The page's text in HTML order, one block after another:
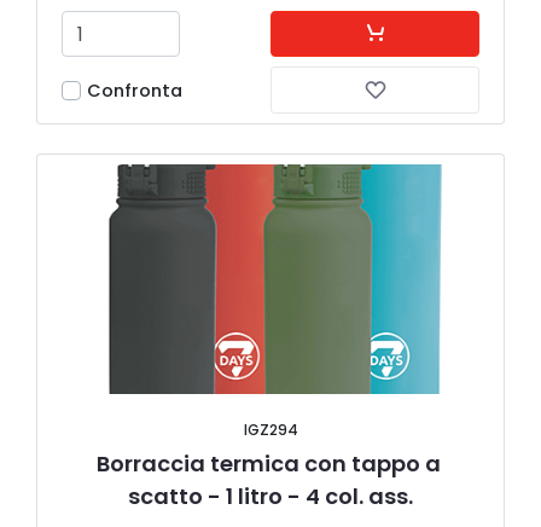
Confronta
IGZ294
Borraccia termica con tappo a
scatto - 1 litro - 4 col. ass.